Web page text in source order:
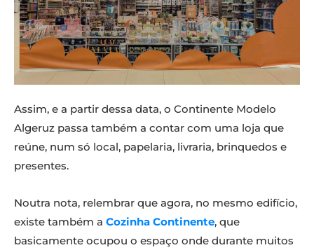
Assim, e a partir dessa data, o Continente Modelo
Algeruz passa também a contar com uma loja que
reúne, num só local, papelaria, livraria, brinquedos e
presentes.
Noutra nota, relembrar que agora, no mesmo edifício,
existe também a Cozinha Continente, que
basicamente ocupou o espaço onde durante muitos